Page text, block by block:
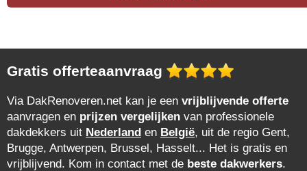
Gratis offerteaanvraag
Via DakRenoveren.net kan je een vrijblijvende offerte
aanvragen en prijzen vergelijken van professionele
dakdekkers uit Nederland en België, uit de regio Gent,
Brugge, Antwerpen, Brussel, Hasselt... Het is gratis en
vrijblijvend. Kom in contact met de beste dakwerkers.